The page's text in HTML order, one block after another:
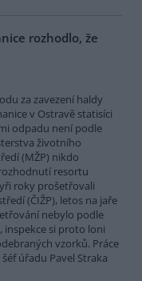
rozhodlo, že
za zavezení haldy
v Ostravě statisíci
odpadu není podle
životního
(MŽP) nikdo
resortu
roky prošetřovali
(ČIŽP), letos na jaře
nebylo podle
inspekce si proto loni
vzorků. Práce
úřadu Pavel Straka